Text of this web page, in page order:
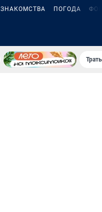
ЗНАКОМСТВА ПОГОДА